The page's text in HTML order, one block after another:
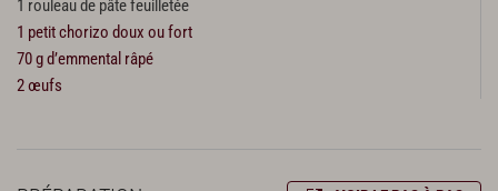
1 rouleau de pâte feuilletée
1 petit chorizo doux ou fort
70 g d’emmental râpé
2 œufs